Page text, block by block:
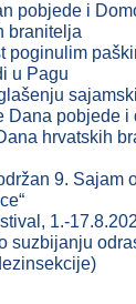
pobjede i
branitelja
poginulim
u Pagu
Dana pobjede i
hrvatskih
9. Sajam
1.-
suzbijanju